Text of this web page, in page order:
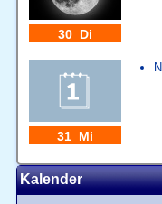
30 Di
31 Mi
Kalender